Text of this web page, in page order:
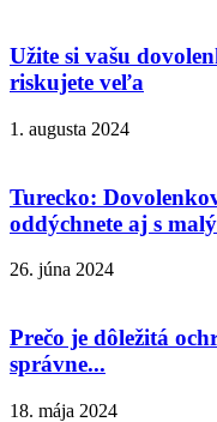
Užite si vašu
riskujete veľa
1. augusta 2024
Turecko:
oddýchnete aj s
26. júna 2024
Prečo je dôležitá
správne...
18. mája 2024